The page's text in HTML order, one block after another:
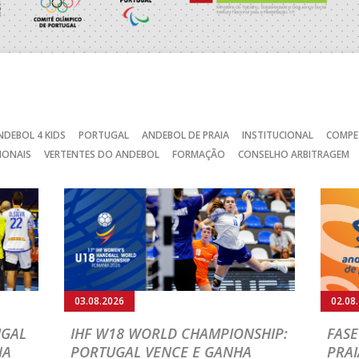
/OBO Bettermann _ - _ AD ACADEMIA ANDEBOL
_ - _ CJ A. GARRETT /Pristivus
_ - _ ABC DE BRAGA /Lusíadas
_ - _ JUVE LIS
/ RETROTARGET _ - _
MARÍTIMO MADEIRA
SAD
_ - _ ABC DE BRAGA /OBO
/ Bodegão/CCR/Proteu _ - _ SL BENFICA
4 KIDS PORTUGAL ANDEBOL DE PRAIA INSTITUCIONAL
VERTENTES DO ANDEBOL FORMAÇÃO CONSELHO ARBITRAGEM
03.08.2026
IHF W18 WORLD CHAMPIONSHIP:
PORTUGAL VENCE E GANHA